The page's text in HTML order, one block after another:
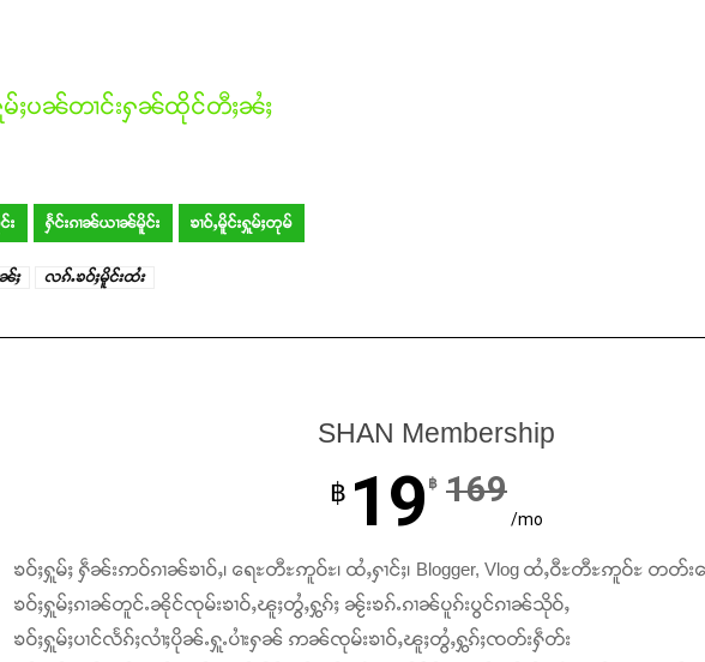
မ်ႈပၼ်တၢင်းႁၼ်ထိုင်တီႈၼႆႈ
း ႁႅင်းၵၢၼ်ယၢၼ်မိူင်း ၶၢဝ်ႇမိူင်းႁူမ်ႈတုမ်
ႈ လၵ်ႉၶဝ်ႈမိူင်းထႆး
SHAN Membership
฿ 19 ฿ 169
/mo
ၶဝ်ႈႁူမ်ႈ ႁဵၼ်းဢဝ်ၵၢၼ်ၶၢဝ်ႇ၊ ရေႊတီႊဢူဝ်ႊ၊ ထႆႇႁၢင်ႈ၊ Blogger, Vlog ထႆႇဝီႊတီႊဢူဝ်ႊ တ
ၶဝ်ႈႁူမ်ႈၵၢၼ်တူင်ႉၼိုင်ၸုမ်းၶၢဝ်ႇၽူႈတွႆႇႁွၵ်ႈ ၼႂ်းၶၵ်ႉၵၢၼ်ပူၵ်းပွင်ၵၢၼ်သိုဝ်ႇ
ၶဝ်ႈႁူမ်ႈပၢင်လႅၵ်ႈလၢႆႈပိုၼ်ႉႁူႉပၢႆးႁၼ် ဢၼ်ၸုမ်းၶၢဝ်ႇၽူႈတွႆႇႁွၵ်ႈၸတ်းႁဵတ်း